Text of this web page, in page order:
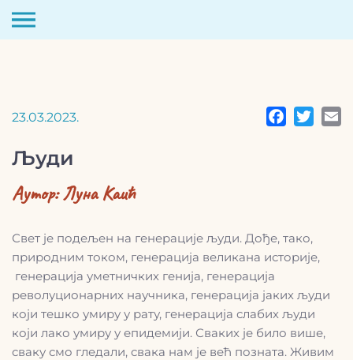
23.03.2023.
Људи
Аутор:Луна Каић
Свет је подељен на генерације људи. Дође, тако,
природним током, генерација великана историје,
генерација уметничких генија, генерација
револуционарних научника, генерација јаких људи
који тешко умиру у рату, генерација слабих људи
који лако умиру у епидемији. Сваких је било више,
сваку смо гледали, свака нам је већ позната. Живим